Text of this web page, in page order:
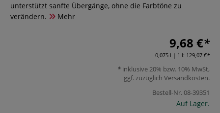
unterstützt sanfte Übergänge, ohne die Farbtöne zu
verändern.
Mehr
9,68 €
0,075 l | 1 l: 129,07 €
inklusive 20% bzw. 10% MwSt,
ggf. zuzüglich Versandkosten.
Bestell-Nr.08-39351
Auf Lager.